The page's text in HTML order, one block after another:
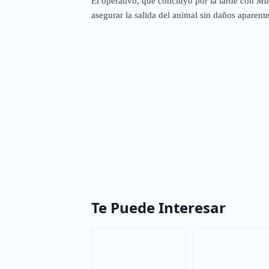
asegurar la salida del animal sin daños
Te Puede Interesar